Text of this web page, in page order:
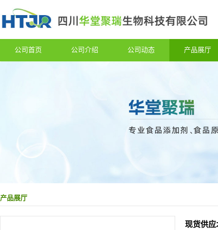
公司首页 公司介绍 公司动态 产品展厅
产品展厅
现货供应